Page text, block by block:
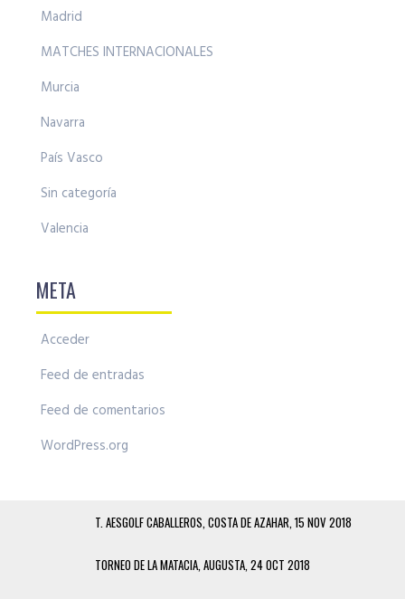
Madrid
MATCHES INTERNACIONALES
Murcia
Navarra
País Vasco
Sin categoría
Valencia
META
Acceder
Feed de entradas
Feed de comentarios
WordPress.org
T. AESGOLF CABALLEROS, COSTA DE AZAHAR, 15 NOV 2018
TORNEO DE LA MATACIA, AUGUSTA, 24 OCT 2018